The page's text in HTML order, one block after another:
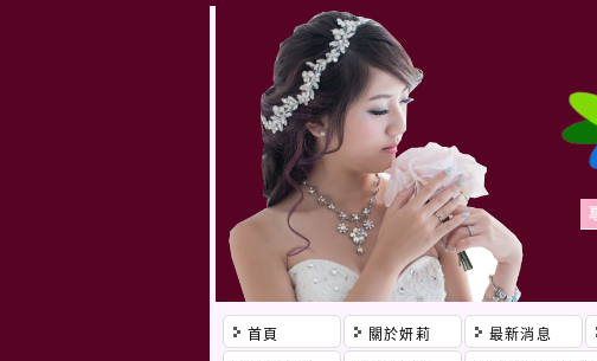
首頁 關於妍莉 最新消息